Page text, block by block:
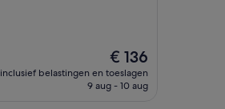
De
prijs
is
€ 136
inclusief belastingen en toeslagen
9 aug - 10 aug